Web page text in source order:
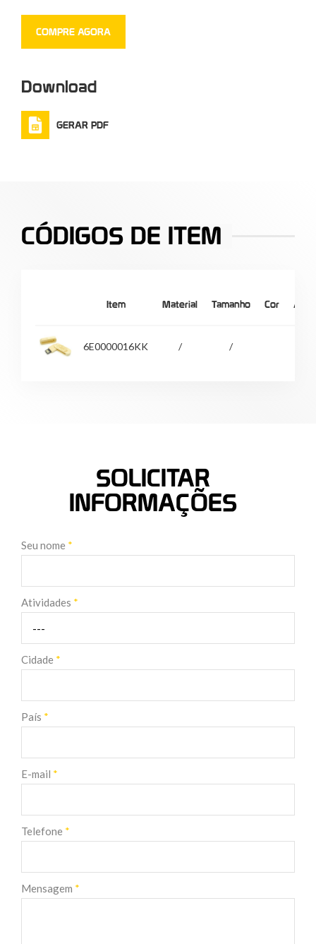
COMPRE AGORA
Download
GERAR PDF
CÓDIGOS DE ITEM
Item Material Tamanho Cor
6E0000016KK / /
SOLICITAR
INFORMAÇÕES
Seu nome *
Atividades *
Cidade *
País *
E-mail *
Telefone *
Mensagem *